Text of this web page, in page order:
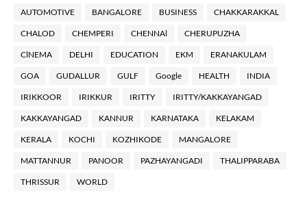
AUTOMOTIVE BANGALORE BUSINESS CHAKKARAKKAL
CHALOD CHEMPERI CHENNAl CHERUPUZHA
ClNEMA DELHI EDUCATION EKM ERANAKULAM
GOA GUDALLUR GULF Google HEALTH INDIA
IRIKKOOR IRIKKUR IRITTY IRITTY/KAKKAYANGAD
KAKKAYANGAD KANNUR KARNATAKA KELAKAM
KERALA KOCHI KOZHIKODE MANGALORE
MATTANNUR PANOOR PAZHAYANGADI THALIPPARABA
THRISSUR WORLD